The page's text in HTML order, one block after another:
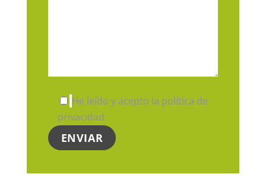
He leído y acepto la política de
privacidad